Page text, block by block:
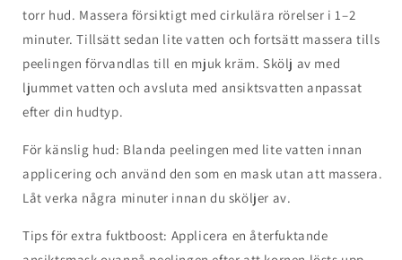
torr hud. Massera försiktigt med cirkulära rörelser i 1–2
minuter. Tillsätt sedan lite vatten och fortsätt massera tills
peelingen förvandlas till en mjuk kräm. Skölj av med
ljummet vatten och avsluta med ansiktsvatten anpassat
efter din hudtyp.
För känslig hud: Blanda peelingen med lite vatten innan
applicering och använd den som en mask utan att massera.
Låt verka några minuter innan du sköljer av.
Tips för extra fuktboost: Applicera en återfuktande